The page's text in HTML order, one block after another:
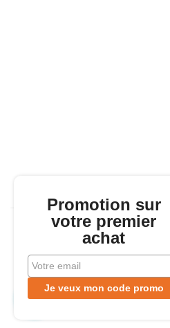
Promotion sur
votre premier
achat
Je veux mon code promo